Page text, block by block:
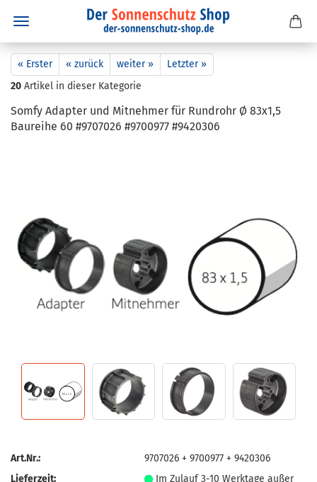
« Erster « zurück weiter »
Letzter »
20 Artikel in dieser Kategorie
Somfy Ad­ap­ter und Mit­neh­mer für Rund­rohr Ø 83x1,5
Bau­rei­he 60 #9707026 #9700977 #9420306
Art.Nr.:
9707026 + 9700977 + 9420306
Lieferzeit:
Im Zulauf 3-10 Werktage außer